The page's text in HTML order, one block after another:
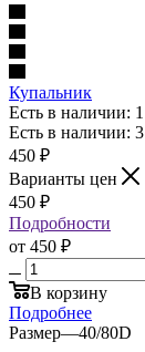
Купальник
Есть в наличии: 1
Есть в наличии: 3
450 ₽
Варианты цен
450 ₽
Подробности
от 450 ₽
В корзину
Подробнее
Размер—40/80D